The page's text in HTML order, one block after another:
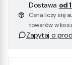
Dostawa od
Cena liczy się
towarów w
Zapytaj o